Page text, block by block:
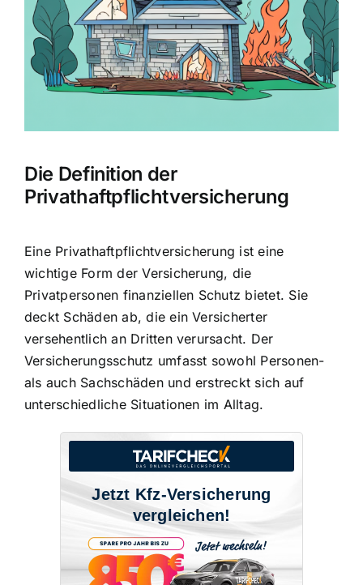
Die Definition der
Privathaftpflichtversicherung
Eine Privathaftpflichtversicherung ist eine
wichtige Form der Versicherung, die
Privatpersonen finanziellen Schutz bietet. Sie
deckt Schäden ab, die ein Versicherter
versehentlich an Dritten verursacht. Der
Versicherungsschutz umfasst sowohl Personen-
als auch Sachschäden und erstreckt sich auf
unterschiedliche Situationen im Alltag.
Jetzt Kfz-Versicherung
vergleichen!